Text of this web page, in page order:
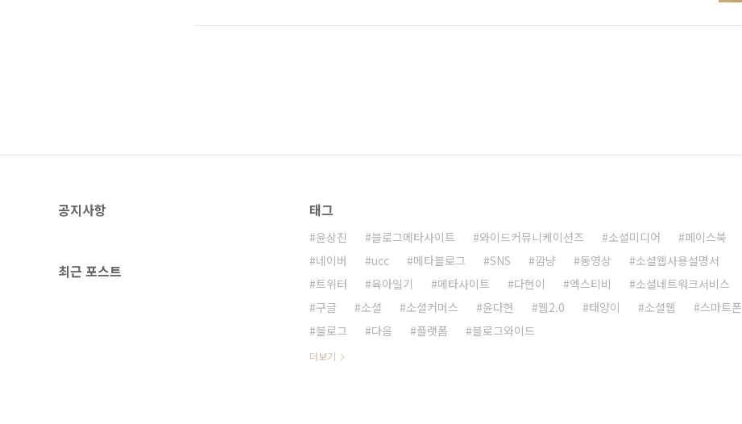
문이다. 몇가지 생각해 볼 수 있는 이유중 가장 큰 이유는 역시 결제 데이터가 아닐까 생각한다. 사실
공지사항
최근 포스트
태그
윤상진 블로그메타사이트 와이드커뮤니케이션즈 소셜미디어
페이스북
네이버
ucc 메타블로그 SNS 깜냥 동영상
소셜웹사용설명서
트위터
육아일기 메타사이트 다현이 엑스티비
소셜네트워크서비스
구글
소셜 소셜커머스 윤다현 웹2.0 태양이 소셜웹
스마트폰
블로그
다음 플랫폼 블로그와이드
더보기